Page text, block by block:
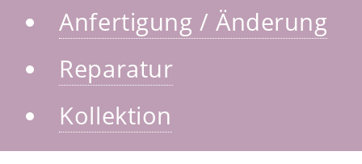
Anfertigung / Änderung
Reparatur
Kollektion